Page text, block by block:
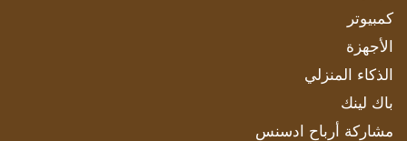
كمبيوتر
الأجهزة
الذكاء المنزلي
باك لينك
مشاركة أرباح ادسنس